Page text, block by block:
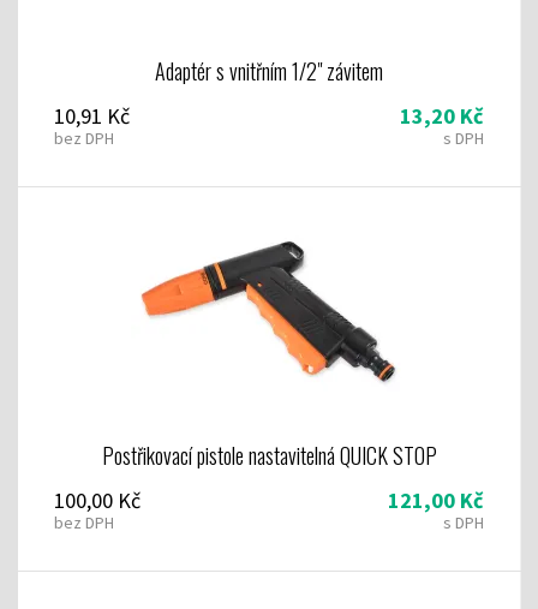
Adaptér s vnitřním 1/2" závitem
10,91 Kč
bez DPH
13,20 Kč
s DPH
Postřikovací pistole nastavitelná QUICK STOP
100,00 Kč
bez DPH
121,00 Kč
s DPH